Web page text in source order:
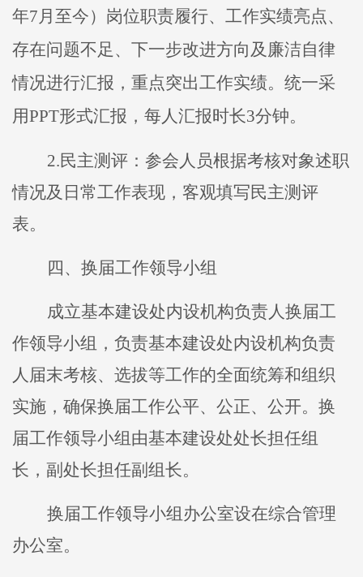
年7月 至今）岗位职责履行、工作实绩亮点、
存在问题不足、下一步改进方向及廉洁自律
情况进行汇报，重点突出工作实绩。 统一采
用PPT形式汇报，每人汇报时长3分钟。
2.民主测评：参会人员根据考核对象述职
情况及日常工作表现，客观填写民主测评
表。
四、 换届工作领导小组
成立基本建设处内设机构负责人换届工
作领导小组，负责基本建设处内设机构负责
人届末考核、选拔等工作的全面统筹和组织
实施 ，确保换届工作公平、公正、公开。 换
届工作领导小组由基本建设处处长担任组
长 ， 副处长担任副组长。
换届工作领导小组办公室设在综合管理
办公室。